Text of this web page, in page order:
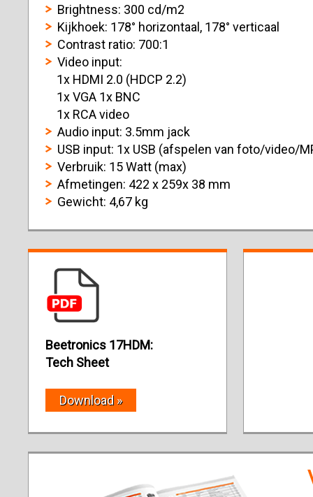
Brightness: 300 cd/m2
Kijkhoek: 178° horizontaal, 178° verticaal
Contrast ratio: 700:1
Video input:
1x HDMI 2.0 (HDCP 2.2)
1x VGA 1x BNC
1x RCA video
Audio input: 3.5mm jack
USB input: 1x USB (afspelen van foto/video/
Verbruik: 15 Watt (max)
Afmetingen: 422 x 259x 38 mm
Gewicht: 4,67 kg
Beetronics 17HDM:
Tech Sheet
Download »